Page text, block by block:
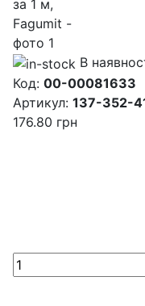
В
Код: 00-00081633
Артикул: 137-352-
176.80 грн